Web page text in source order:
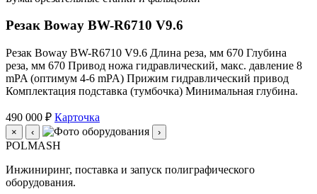
Резак Boway BW-R6710 V9.6
Резак Boway BW-R6710 V9.6 Длина реза, мм 670 Глубина
реза, мм 670 Привод ножа гидравлический, макс. давление 8
mPA (оптимум 4-6 mPA) Прижим гидравлический привод
Комплектация подставка (тумбочка) Минимальная глубина.
490 000 ₽ Карточка
× ‹ ›
POLMASH
Инжиниринг, поставка и запуск полиграфического
оборудования.